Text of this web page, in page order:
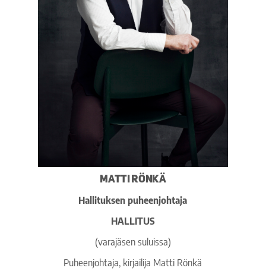
Matti Rönkä
Hallituksen puheenjohtaja
HALLITUS
(varajäsen suluissa)
Puheenjohtaja, kirjailija Matti Rönkä